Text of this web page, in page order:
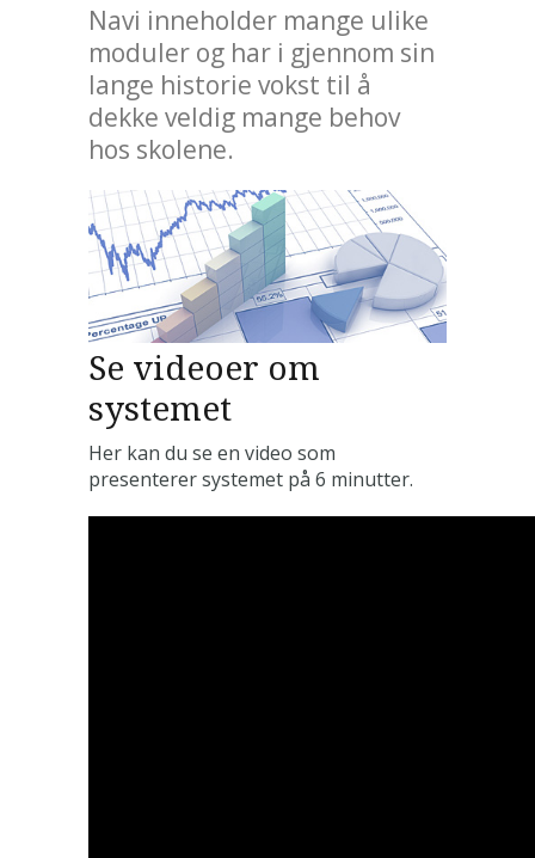
Navi inneholder mange ulike
moduler og har i gjennom sin
lange historie vokst til å
dekke veldig mange behov
hos skolene.
Se videoer om
systemet
Her kan du se en video som
presenterer systemet på 6 minutter.